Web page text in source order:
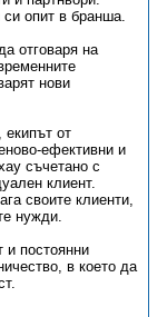
опит в бранша.
отговаря на
нови
екипът от
ефективни и
съчетано с
клиент.
своите клиенти,
нужди.
и постоянни
в което да